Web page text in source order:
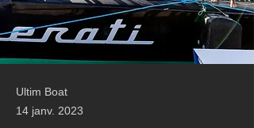
Ultim Boat
14 janv. 2023